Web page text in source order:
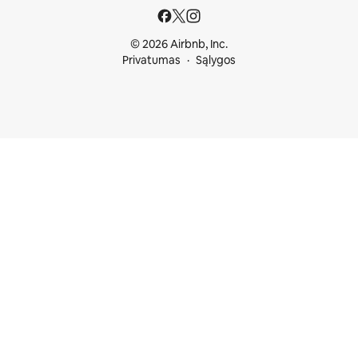
© 2026 Airbnb, Inc.
Privatumas
Sąlygos